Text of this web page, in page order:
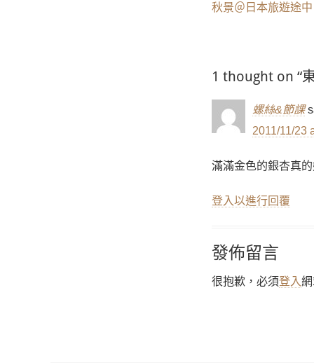
章
Previous
秋景＠日本旅遊途中
1 thought on “
螺絲&節課
2011/11/23
滿滿金色的銀杏真的
登入以進行回覆
發佈留言
很抱歉，必須登入